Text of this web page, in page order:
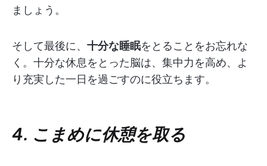
ましょう。
そして最後に、 十分な睡眠をとることをお忘れな
く。十分な休息をとった脳は、集中力を高め、よ
り充実した一日を過ごすのに役立ちます。
4. こまめに休憩を取る